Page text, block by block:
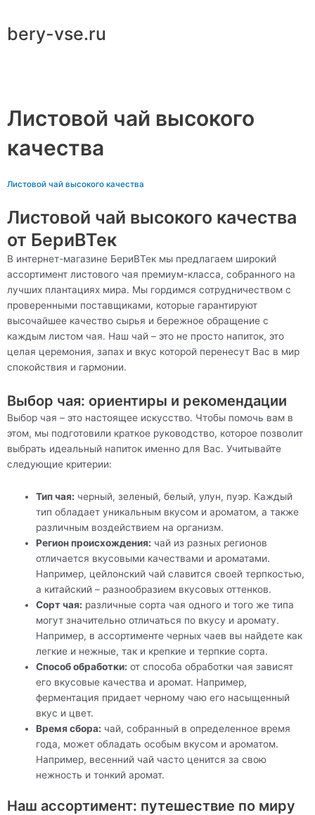
содержимому
bery-vse.ru
Листовой чай высокого
качества
Листовой чай высокого качества
Листовой чай высокого качества
от БериВТек
В интернет-магазине БериВТек мы предлагаем широкий
ассортимент листового чая премиум-класса, собранного на
лучших плантациях мира. Мы гордимся сотрудничеством с
проверенными поставщиками, которые гарантируют
высочайшее качество сырья и бережное обращение с
каждым листом чая. Наш чай – это не просто напиток, это
целая церемония, запах и вкус которой перенесут Вас в мир
спокойствия и гармонии.
Выбор чая: ориентиры и рекомендации
Выбор чая – это настоящее искусство. Чтобы помочь вам в
этом, мы подготовили краткое руководство, которое позволит
выбрать идеальный напиток именно для Вас. Учитывайте
следующие критерии:
Тип чая: черный, зеленый, белый, улун, пуэр. Каждый
тип обладает уникальным вкусом и ароматом, а также
различным воздействием на организм.
Регион происхождения: чай из разных регионов
отличается вкусовыми качествами и ароматами.
Например, цейлонский чай славится своей терпкостью,
а китайский – разнообразием вкусовых оттенков.
Сорт чая: различные сорта чая одного и того же типа
могут значительно отличаться по вкусу и аромату.
Например, в ассортименте черных чаев вы найдете как
легкие и нежные, так и крепкие и терпкие сорта.
Способ обработки: от способа обработки чая зависят
его вкусовые качества и аромат. Например,
ферментация придает черному чаю его насыщенный
вкус и цвет.
Время сбора: чай, собранный в определенное время
года, может обладать особым вкусом и ароматом.
Например, весенний чай часто ценится за свою
нежность и тонкий аромат.
Наш ассортимент: путешествие по миру